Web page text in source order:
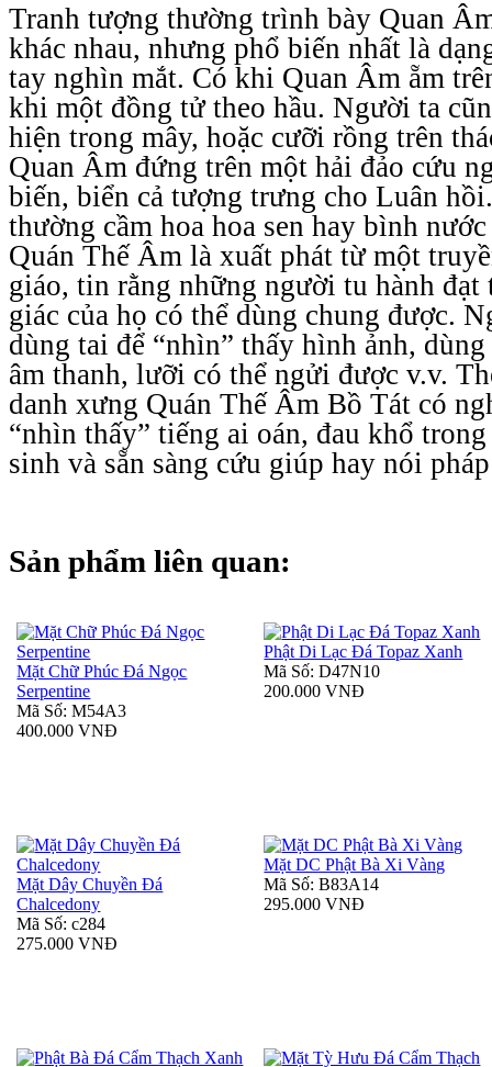
Tranh tượng thường trình bày Quan
khác nhau, nhưng phổ biến nhất là
tay nghìn mắt. Có khi Quan Âm ẵm
khi một đồng tử theo hầu. Người ta
hiện trong mây, hoặc cưỡi rồng trên
Quan Âm đứng trên một hải đảo cứu
biến, biển cả tượng trưng cho Luân
thường cầm hoa hoa sen hay bình
Quán Thế Âm là xuất phát từ một
giáo, tin rằng những người tu hành
giác của họ có thể dùng chung được.
dùng tai để “nhìn” thấy hình ảnh, dùng
âm thanh, lưỡi có thể ngửi được v.v.
danh xưng Quán Thế Âm Bồ Tát có
“nhìn thấy” tiếng ai oán, đau khổ
sinh và sẵn sàng cứu giúp hay nói
Sản phẩm liên quan:
Mặt Chữ Phúc Đá Ngọc
Serpentine
Mã Số: M54A3
400.000 VNĐ
Phật Di Lạc Đá Topaz Xanh
Mã Số: D47N10
200.000 VNĐ
Mặt Dây Chuyền Đá
Chalcedony
Mã Số: c284
275.000 VNĐ
Mặt DC Phật Bà Xi Vàng
Mã Số: B83A14
295.000 VNĐ